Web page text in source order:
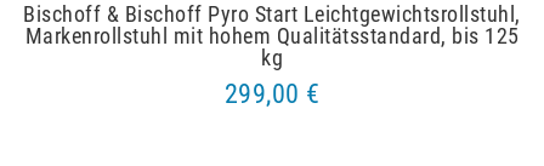
Bischoff & Bischoff Pyro Start Leichtgewichtsrollstuhl,
Markenrollstuhl mit hohem Qualitätsstandard, bis 125
kg
299,00 €